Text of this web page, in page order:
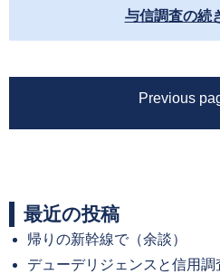
与信調査の続
Previous
最近の投稿
帰りの新幹線で（余談）
デューデリジェンスと信用調